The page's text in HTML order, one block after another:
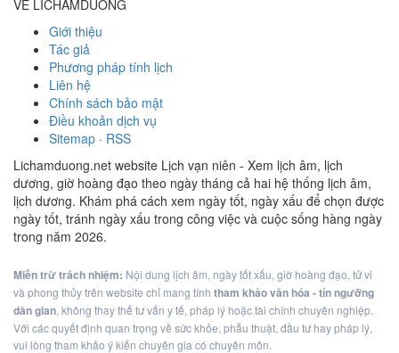
VỀ LICHAMDUONG
Giới thiệu
Tác giả
Phương pháp tính lịch
Liên hệ
Chính sách bảo mật
Điều khoản dịch vụ
Sitemap · RSS
Lichamduong.net website Lịch vạn niên - Xem lịch âm, lịch
dương, giờ hoàng đạo theo ngày tháng cả hai hệ thống lịch âm,
lịch dương. Khám phá cách xem ngày tốt, ngày xấu để chọn được
ngày tốt, tránh ngày xấu trong công việc và cuộc sống hàng ngày
trong năm 2026.
Miễn trừ trách nhiệm: Nội dung lịch âm, ngày tốt xấu, giờ hoàng đạo, tử vi
và phong thủy trên website chỉ mang tính tham khảo văn hóa - tín ngưỡng
dân gian, không thay thế tư vấn y tế, pháp lý hoặc tài chính chuyên nghiệp.
Với các quyết định quan trọng về sức khỏe, phẫu thuật, đầu tư hay pháp lý,
vui lòng tham khảo ý kiến chuyên gia có chuyên môn.